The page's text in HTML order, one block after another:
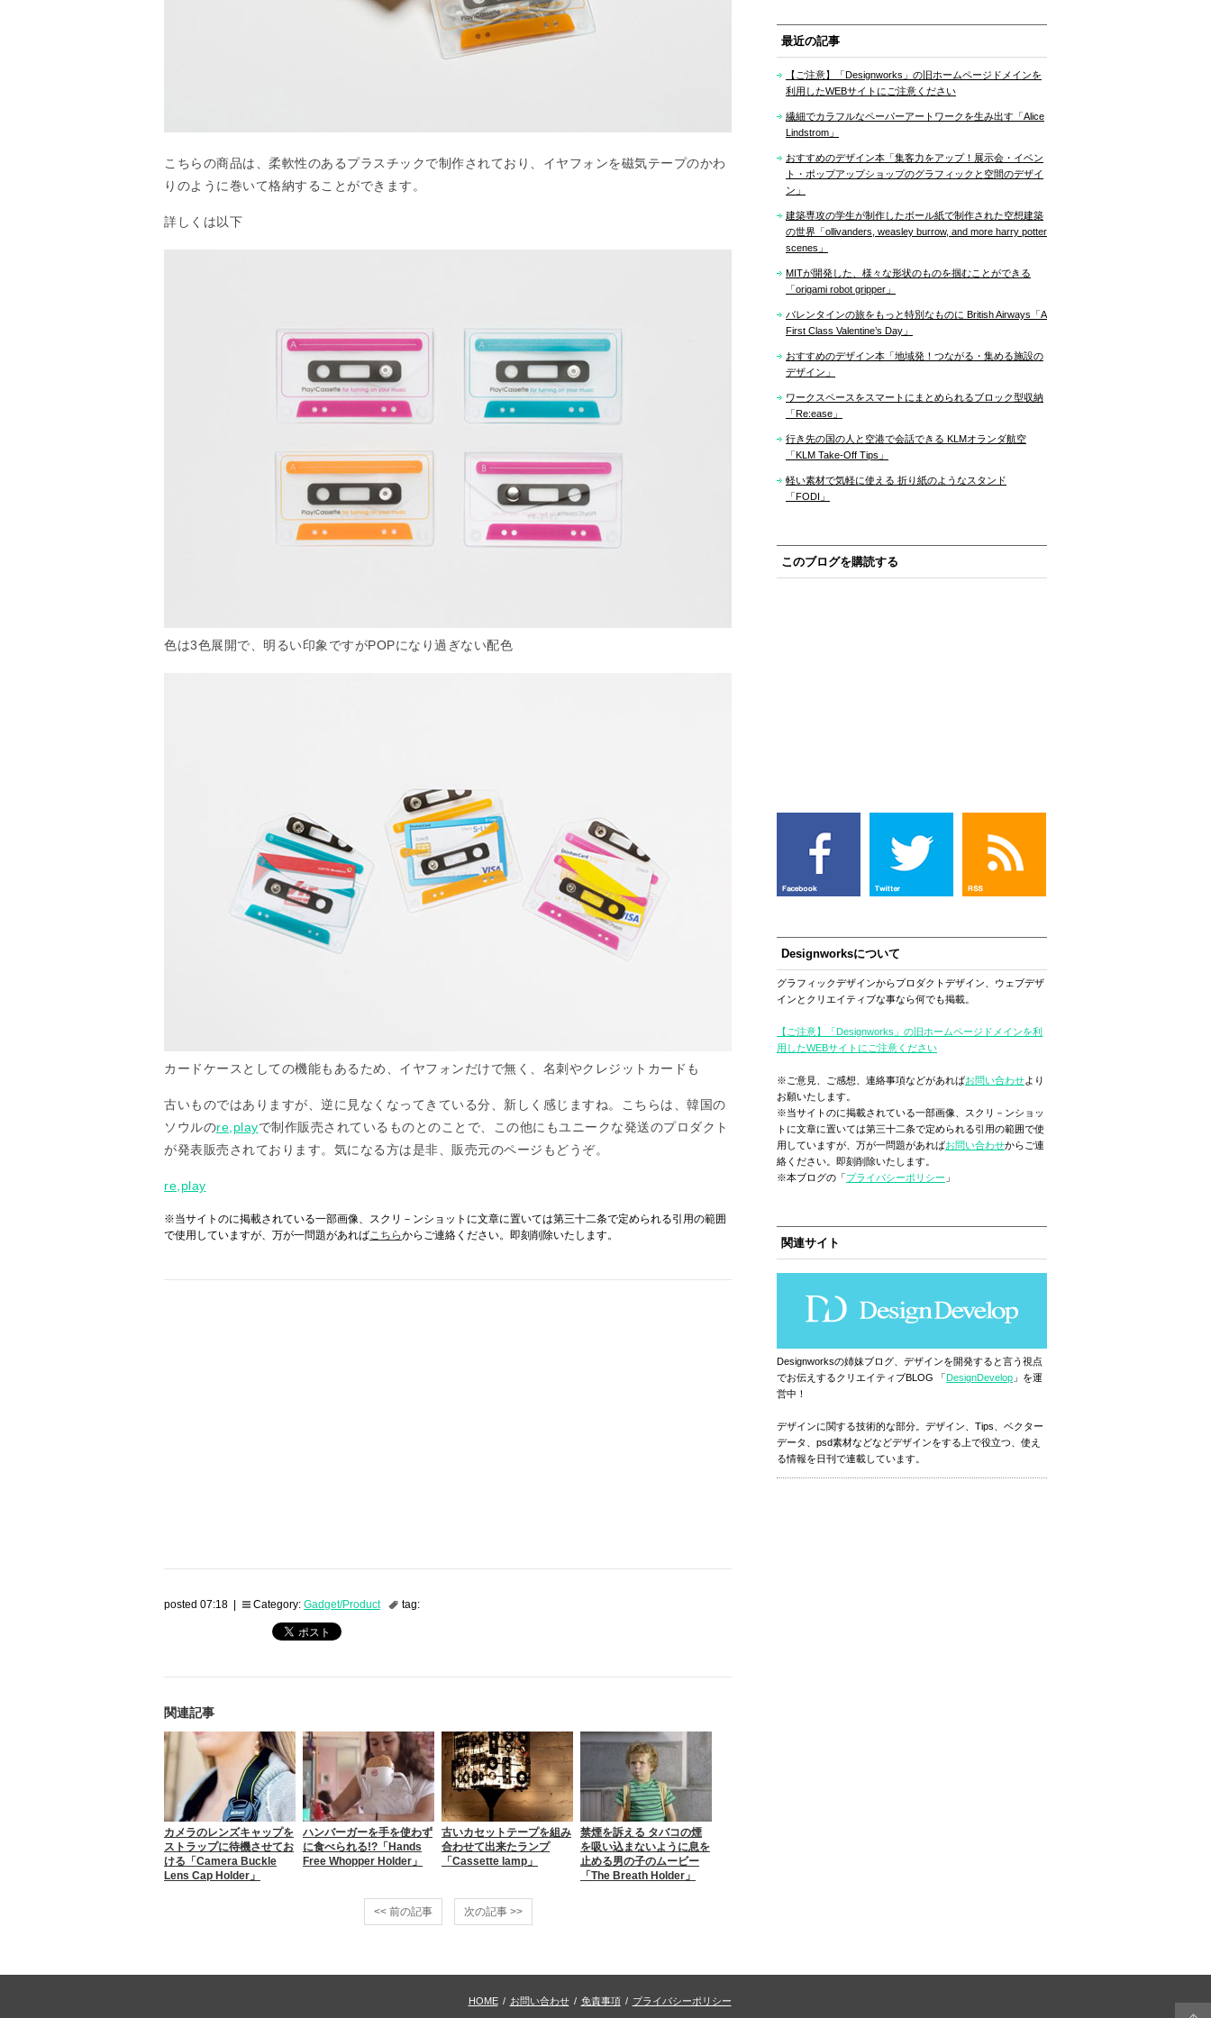
こちらの商品は、柔軟性のあるプラスチックで制作されており、イヤフォンを磁気テープのかわ
りのように巻いて格納することができます。
詳しくは以下
色は3色展開で、明るい印象ですがPOPになり過ぎない配色
カードケースとしての機能もあるため、イヤフォンだけで無く、名刺やクレジットカードも
古いものではありますが、逆に見なくなってきている分、新しく感じますね。こちらは、韓国の
ソウルのre,playで制作販売されているものとのことで、この他にもユニークな発送のプロダクト
が発表販売されております。気になる方は是非、販売元のページもどうぞ。
re,play
※当サイトのに掲載されている一部画像、スクリ－ンショットに文章に置いては第三十二条で定められる引用の範囲
で使用していますが、万が一問題があればこちらからご連絡ください。即刻削除いたします。
posted 07:18 | Category: Gadget/Product tag:
関連記事
カメラのレンズキャップを
ストラップに待機させてお
ける「Camera Buckle
Lens Cap Holder」
ハンバーガーを手を使わず
に食べられる!?「Hands
Free Whopper Holder」
古いカセットテープを組み
合わせて出来たランプ
「Cassette lamp」
禁煙を訴える タバコの煙
を吸い込まないように息を
止める男の子のムービー
「The Breath Holder」
<< 前の記事 次の記事 >>
最近の記事
【ご注意】「Designworks」の旧ホームページドメインを
利用したWEBサイトにご注意ください
繊細でカラフルなペーパーアートワークを生み出す「Alice
Lindstrom」
おすすめのデザイン本「集客力をアップ！展示会・イベン
ト・ポップアップショップのグラフィックと空間のデザイ
ン」
建築専攻の学生が制作したボール紙で制作された空想建築
の世界「ollivanders, weasley burrow, and more harry potter
scenes」
MITが開発した、様々な形状のものを掴むことができる
「origami robot gripper」
バレンタインの旅をもっと特別なものに British Airways「A
First Class Valentine’s Day」
おすすめのデザイン本「地域発！つながる・集める施設の
デザイン」
ワークスペースをスマートにまとめられるブロック型収納
「Re:ease」
行き先の国の人と空港で会話できる KLMオランダ航空
「KLM Take-Off Tips」
軽い素材で気軽に使える 折り紙のようなスタンド
「FODI」
このブログを購読する
Designworksについて
グラフィックデザインからプロダクトデザイン、ウェブデザ
インとクリエイティブな事なら何でも掲載。
【ご注意】「Designworks」の旧ホームページドメインを利
用したWEBサイトにご注意ください
※ご意見、ご感想、連絡事項などがあればお問い合わせより
お願いたします。
※当サイトのに掲載されている一部画像、スクリ－ンショッ
トに文章に置いては第三十二条で定められる引用の範囲で使
用していますが、万が一問題があればお問い合わせからご連
絡ください。即刻削除いたします。
※本ブログの「プライバシーポリシー 」
関連サイト
Designworksの姉妹ブログ、デザインを開発すると言う視点
でお伝えするクリエイティブBLOG 「DesignDevelop 」を運
営中！
デザインに関する技術的な部分。デザイン、Tips、ベクター
データ、psd素材などなどデザインをする上で役立つ、使え
る情報を日刊で連載しています。
HOME / お問い合わせ / 免責事項 / プライバシーポリシー